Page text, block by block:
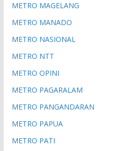
METRO MAGELANG
METRO MANADO
METRO NASIONAL
METRO NTT
METRO OPINI
METRO PAGARALAM
METRO PANGANDARAN
METRO PAPUA
METRO PATI